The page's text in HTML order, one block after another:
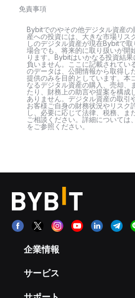
免責事項
Bybitでのやその他デジタル資産の
産への投資には、大きな市場リス
しのデジタル資産が現在Bybitで
場合でも、将来的に取り扱いが開
ります。Bybitはいかなる投資結
負いません。ここに記載されてい
のデータは、公開情報から取得し
提供のみを目的としています。本
なるデジタル資産の購入、売却、
たり、財務上の助言や提案を構成
ありません。デジタル資産の取引
お客様ご自身の財務状況やリスク
し、必要に応じて法律、税務、ま
ご相談ください。詳細については、
をご参照ください。
企業情報
サービス